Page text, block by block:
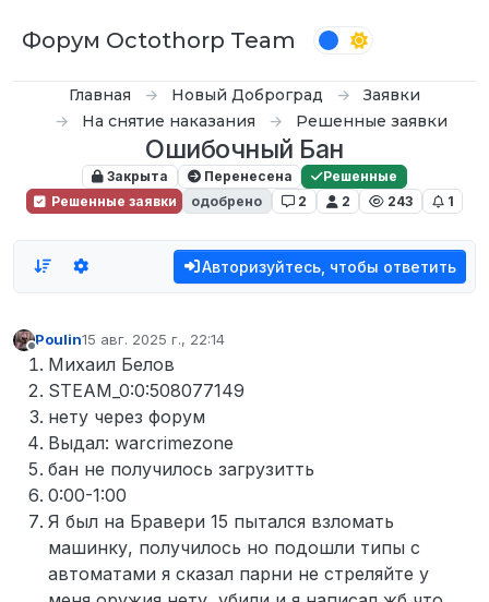
Форум Octothorp Team
Главная Новый Доброград
Заявки
На снятие наказания
Решенные заявки
Ошибочный Бан
Закрыта Перенесена
Решенные
Решенные заявки
одобрено 2 2 243 1
Авторизуйтесь, чтобы ответить
Не в сети
Poulin15 авг. 2025 г., 22:14
отредактировано
Михаил Белов
STEAM_0:0:508077149
нету через форум
Выдал: warcrimezone
бан не получилось загрузитть
0:00-1:00
Я был на Бравери 15 пытался взломать
машинку, получилось но подошли типы с
автоматами я сказал парни не стреляйте у